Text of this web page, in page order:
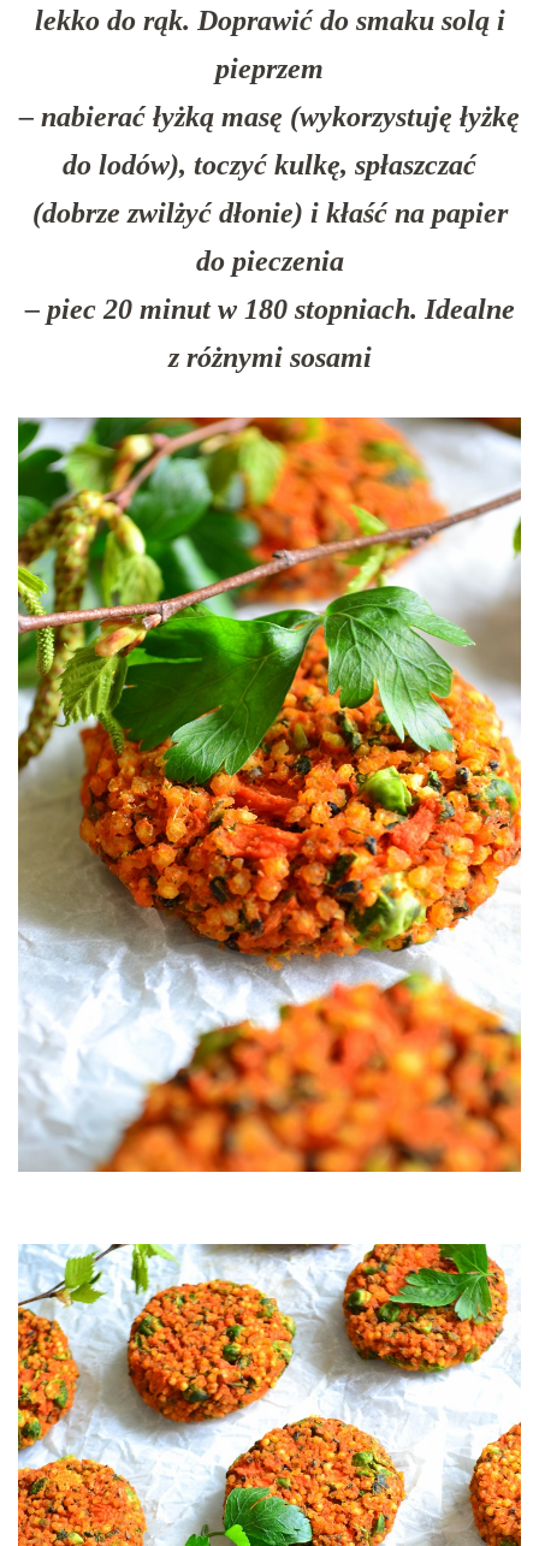
lekko do rąk. Doprawić do smaku solą i
pieprzem
– nabierać łyżką masę (wykorzystuję łyżkę
do lodów), toczyć kulkę, spłaszczać
(dobrze zwilżyć dłonie) i kłaść na papier
do pieczenia
– piec 20 minut w 180 stopniach. Idealne
z różnymi sosami